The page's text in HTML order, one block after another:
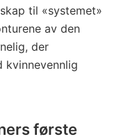
til «systemet»
av den
der
kvinnevennlig
første